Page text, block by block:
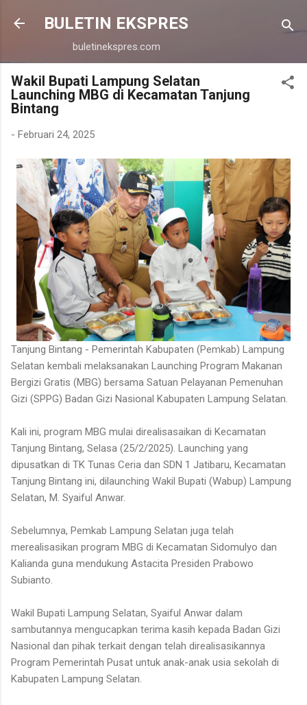
Langsung ke konten utama
BULETIN EKSPRES
buletinekspres.com
Wakil Bupati Lampung Selatan
Launching MBG di Kecamatan Tanjung
Bintang
- Februari 24, 2025
Tanjung Bintang - Pemerintah Kabupaten (Pemkab) Lampung
Selatan kembali melaksanakan Launching Program Makanan
Bergizi Gratis (MBG) bersama Satuan Pelayanan Pemenuhan
Gizi (SPPG) Badan Gizi Nasional Kabupaten Lampung Selatan.
Kali ini, program MBG mulai direalisasaikan di Kecamatan
Tanjung Bintang, Selasa (25/2/2025). Launching yang
dipusatkan di TK Tunas Ceria dan SDN 1 Jatibaru, Kecamatan
Tanjung Bintang ini, dilaunching Wakil Bupati (Wabup) Lampung
Selatan, M. Syaiful Anwar.
Sebelumnya, Pemkab Lampung Selatan juga telah
merealisasikan program MBG di Kecamatan Sidomulyo dan
Kalianda guna mendukung Astacita Presiden Prabowo
Subianto.
Wakil Bupati Lampung Selatan, Syaiful Anwar dalam
sambutannya mengucapkan terima kasih kepada Badan Gizi
Nasional dan pihak terkait dengan telah direalisasikannya
Program Pemerintah Pusat untuk anak-anak usia sekolah di
Kabupaten Lampung Selatan.